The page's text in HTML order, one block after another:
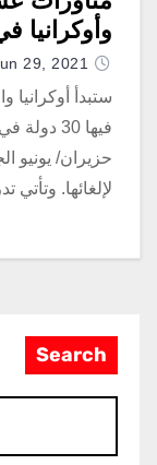
وأوكرانيا
29, 2021
ستبدأ أوكرانيا
حزيران/ يونيو
لإلغائها. وتأتي
Search